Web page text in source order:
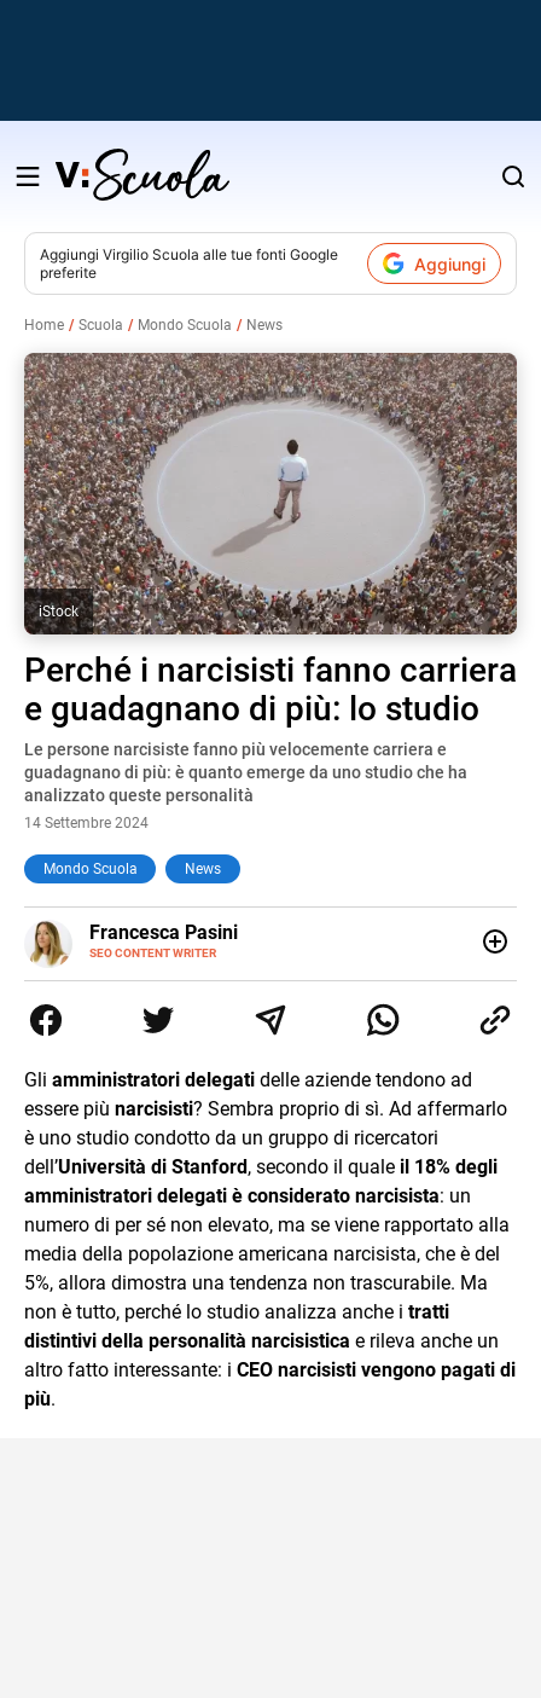
Salta
contenuto
Aggiungi Virgilio Scuola alle tue fonti Google
preferite
Aggiungi
Home Scuola Mondo Scuola News
iStock
Perché i narcisisti fanno carriera
e guadagnano di più: lo studio
Le persone narcisiste fanno più velocemente carriera e
guadagnano di più: è quanto emerge da uno studio che ha
analizzato queste personalità
14 Settembre 2024
Mondo Scuola News
Francesca Pasini
SEO CONTENT WRITER
E-
MAIL
le diverse sfumature dell'informazione e quelle storie di
vita che parlano di luoghi, viaggi unici, cultura e lifestyle,
Gli amministratori delegati delle aziende tendono ad
essere più narcisisti? Sembra proprio di sì. Ad affermarlo
è uno studio condotto da un gruppo di ricercatori
dell’Università di Stanford, secondo il quale il 18% degli
amministratori delegati è considerato narcisista: un
numero di per sé non elevato, ma se viene rapportato alla
media della popolazione americana narcisista, che è del
5%, allora dimostra una tendenza non trascurabile. Ma
non è tutto, perché lo studio analizza anche i tratti
distintivi della personalità narcisistica e rileva anche un
altro fatto interessante: i CEO narcisisti vengono pagati di
più.